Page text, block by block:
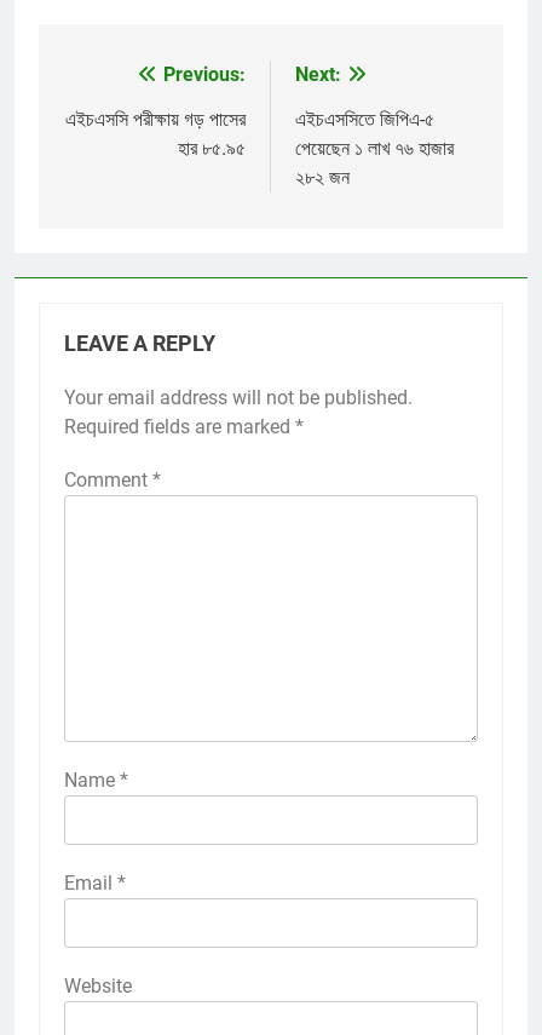
navigation
Previous:
এইচএসসি পরীক্ষায় গড় পাসের
হার ৮৫.৯৫
Next:
এইচএসসিতে জিপিএ-৫
পেয়েছেন ১ লাখ ৭৬ হাজার
২৮২ জন
LEAVE A REPLY
Your email address will not be published.
Required fields are marked *
Comment *
Name *
Email *
Website